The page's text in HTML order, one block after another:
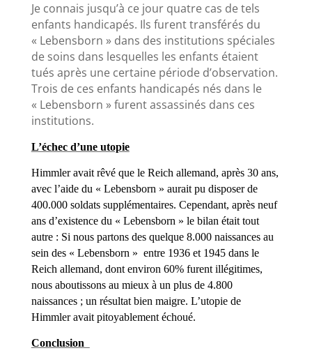
Je connais jusqu’à ce jour quatre cas de tels
enfants handicapés. Ils furent transférés du
« Lebensborn » dans des institutions spéciales
de soins dans lesquelles les enfants étaient
tués après une certaine période d’observation.
Trois de ces enfants handicapés nés dans le
« Lebensborn » furent assassinés dans ces
institutions.
L’échec d’une utopie
Himmler avait rêvé que le Reich allemand, après 30 ans,
avec l’aide du « Lebensborn » aurait pu disposer de
400.000 soldats supplémentaires. Cependant, après neuf
ans d’existence du « Lebensborn » le bilan était tout
autre : Si nous partons des quelque 8.000 naissances au
sein des « Lebensborn » entre 1936 et 1945 dans le
Reich allemand, dont environ 60% furent illégitimes,
nous aboutissons au mieux à un plus de 4.800
naissances ; un résultat bien maigre. L’utopie de
Himmler avait pitoyablement échoué.
Conclusion